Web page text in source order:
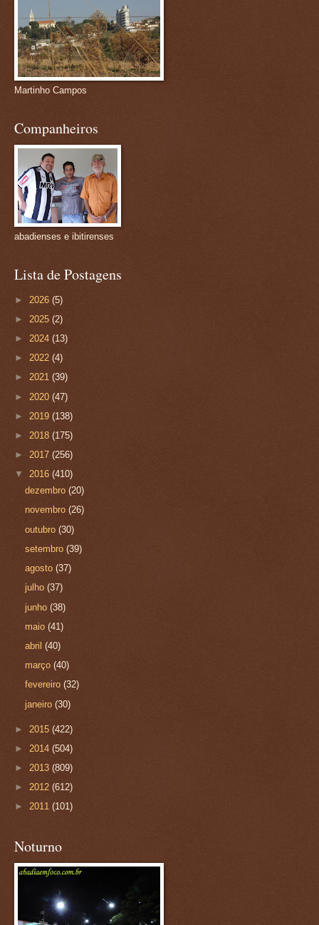
Martinho Campos
Companheiros
abadienses e ibitirenses
Lista de Postagens
► 2026 (5)
► 2025 (2)
► 2024 (13)
► 2022 (4)
► 2021 (39)
► 2020 (47)
► 2019 (138)
► 2018 (175)
► 2017 (256)
▼ 2016 (410)
dezembro(20)
novembro(26)
outubro(30)
setembro(39)
agosto(37)
julho(37)
junho(38)
maio(41)
abril(40)
março(40)
fevereiro(32)
janeiro(30)
► 2015 (422)
► 2014 (504)
► 2013 (809)
► 2012 (612)
► 2011 (101)
Noturno